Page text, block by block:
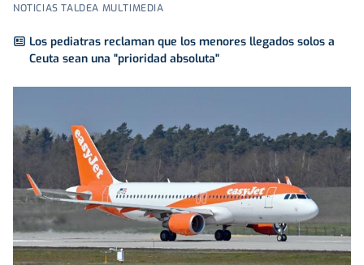
NOTICIAS TALDEA MULTIMEDIA
Los pediatras reclaman que los menores llegados solos a
Ceuta sean una "prioridad absoluta"